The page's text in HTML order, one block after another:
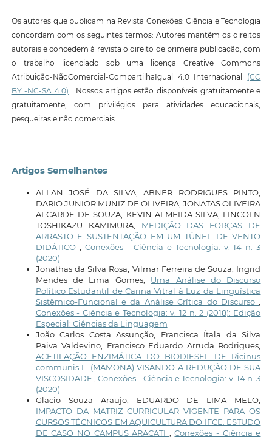
Os autores que publicam na Revista Conexões: Ciência e Tecnologia
concordam com os seguintes termos: Autores mantêm os direitos
autorais e concedem à revista o direito de primeira publicação, com
o trabalho licenciado sob uma licença Creative Commons
Atribuição-NãoComercial-CompartilhaIgual 4.0 Internacional (CC
BY -NC-SA 4.0) . Nossos artigos estão disponíveis gratuitamente e
gratuitamente, com privilégios para atividades educacionais,
pesqueiras e não comerciais.
Artigos Semelhantes
ALLAN JOSÉ DA SILVA, ABNER RODRIGUES PINTO,
DARIO JUNIOR MUNIZ DE OLIVEIRA, JONATAS OLIVEIRA
ALCARDE DE SOUZA, KEVIN ALMEIDA SILVA, LINCOLN
TOSHIKAZU KAMIMURA, MEDIÇÃO DAS FORÇAS DE
ARRASTO E SUSTENTAÇÃO EM UM TÚNEL DE VENTO
DIDÁTICO , Conexões - Ciência e Tecnologia: v. 14 n. 3
(2020)
Jonathas da Silva Rosa, Vilmar Ferreira de Souza, Ingrid
Mendes de Lima Gomes, Uma Análise do Discurso
Político Estudantil de Carina Vitral à Luz da Linguística
Sistêmico-Funcional e da Análise Crítica do Discurso,
Conexões - Ciência e Tecnologia: v. 12 n. 2 (2018): Edição
Especial: Ciências da Linguagem
João Carlos Costa Assunção, Francisca Ítala da Silva
Paiva Valdevino, Francisco Eduardo Arruda Rodrigues,
ACETILAÇÃO ENZIMÁTICA DO BIODIESEL DE Ricinus
communis L. (MAMONA) VISANDO A REDUÇÃO DE SUA
VISCOSIDADE ,Conexões - Ciência e Tecnologia: v. 14 n. 3
(2020)
Glacio Souza Araujo, EDUARDO DE LIMA MELO,
IMPACTO DA MATRIZ CURRICULAR VIGENTE PARA OS
CURSOS TÉCNICOS EM AQUICULTURA DO IFCE: ESTUDO
DE CASO NO CAMPUS ARACATI ,Conexões - Ciência e